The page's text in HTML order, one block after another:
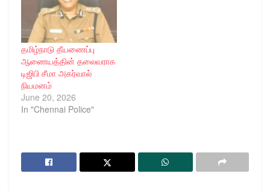
தமிழ்நாடு தீயணைப்பு
ஆணையத்தின் தலைவராக
டிஜிபி சீமா அகர்வால்
நியமனம்
June 20, 2026
In "Chennai Police"